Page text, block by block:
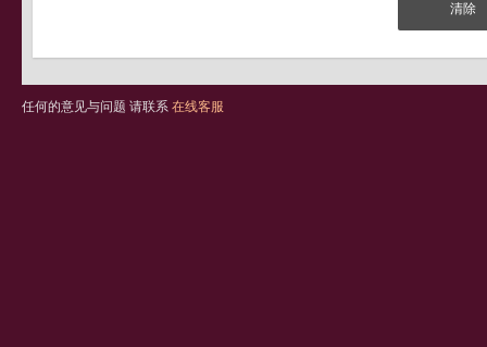
任何的意见与问题 请联系 在线客服